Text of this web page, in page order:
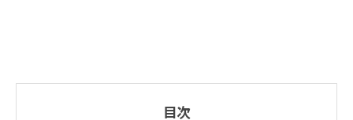
目次